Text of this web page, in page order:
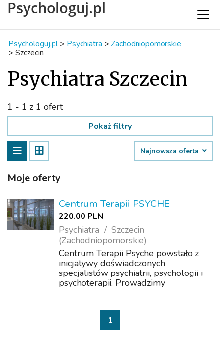
Psychologuj.pl
Psychologuj.pl > Psychiatra > Zachodniopomorskie
> Szczecin
Psychiatra Szczecin
1 - 1 z 1 ofert
Pokaż filtry
Najnowsza oferta
Moje oferty
Centrum Terapii PSYCHE
220.00 PLN
Psychiatra
Szczecin
(Zachodniopomorskie)
Centrum Terapii Psyche powstało z
inicjatywy doświadczonych
specjalistów psychiatrii, psychologii i
psychoterapii. Prowadzimy
zaburzenia stanu psychicznego:
depresje, psychozy, uzależni...
1